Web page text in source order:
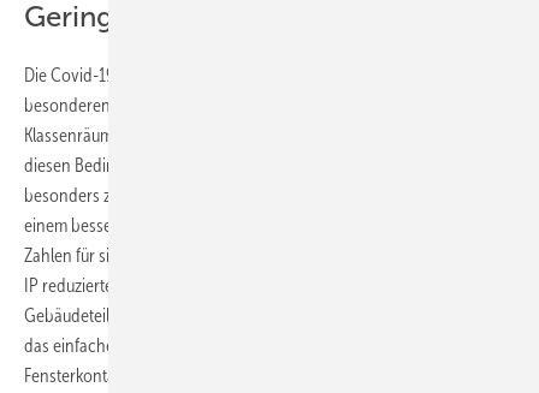
Geringere Kosten, mehr Klimaschutz
Die Covid-19-Pandemie konfrontierte die BBS II im ­Messzeitraum mit
besonderen Herausforderungen. Regelmäßiges Lüften der
Klassenräume ließ den Heizenergiebedarf generell ansteigen. Unter
diesen Bedingungen kamen die Stärken der smarten Technik
besonders zum Tragen, der Versuch hätte für die Schule also kaum zu
einem besseren Zeitpunkt kommen können. Am Ende sprechen die
Zahlen für sich: Die intelligente Einzelraumregelung durch Homematic
IP reduzierte den Energieverbrauch des smart beheizten
Gebäudeteils gegenüber der konventionellen Heizung um 31 %. Durch
das einfache Nachrüsten smarter Heizkörperthermostate und
Fensterkontakte konnte der Energieverbrauch – und damit